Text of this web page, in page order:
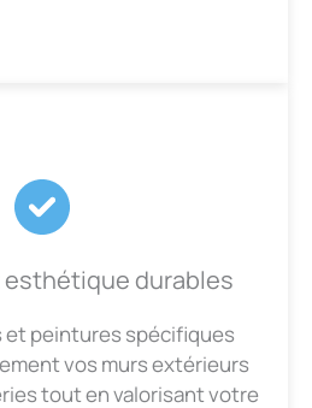
durables
peintures spécifiques
vos murs extérieurs
tout en valorisant votre